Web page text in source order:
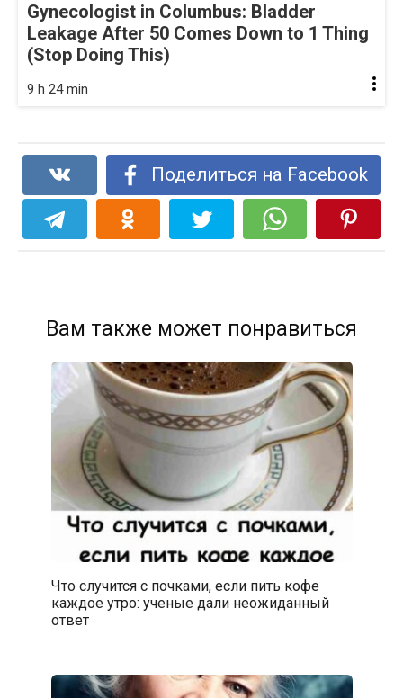
Gynecologist in Columbus: Bladder
Leakage After 50 Comes Down to 1 Thing
(Stop Doing This)
9 h 24 min
Поделиться на Facebook
Вам также может понравиться
Что случится с почками, если пить кофе
каждое утро: ученые дали неожиданный
ответ